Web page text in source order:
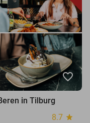
favorite_border
in Tilburg
8.7 star